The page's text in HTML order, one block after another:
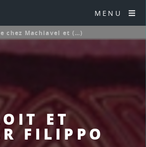
MENU
ET
FILIPPO
Machiavel et (…)